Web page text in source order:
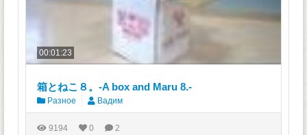
00:01:23
箱とねこ８。-A box and Maru 8.-
Разное Вадим
9194 0 2